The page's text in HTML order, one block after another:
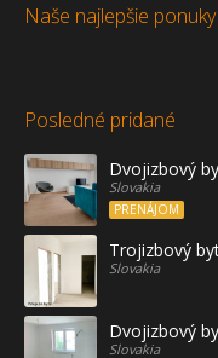
Naše najlepšie ponuky
Posledné pridané
Dvojizbový
Slovakia
PRENÁJOM
Trojizbový
Slovakia
Dvojizbový
Slovakia